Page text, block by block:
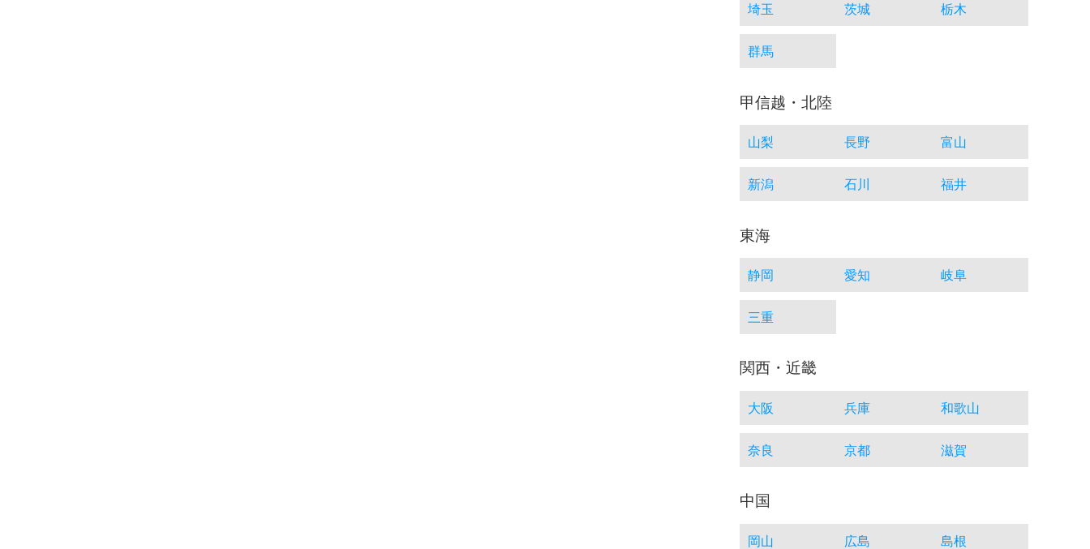
埼玉 茨城 栃木
群馬
甲信越・北陸
山梨 長野 富山
新潟 石川 福井
東海
静岡 愛知 岐阜
三重
関西・近畿
大阪 兵庫 和歌山
奈良 京都 滋賀
中国
岡山 広島 島根